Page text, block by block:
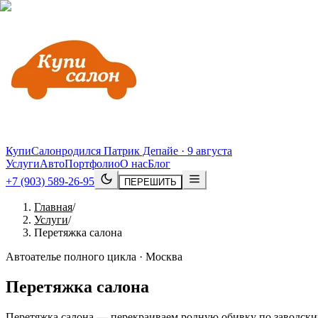
КупиСалонродился Патрик Депайе · 9 августа
УслугиАвтоПортфолиоО насБлог
+7 (903) 589-26-95
ПЕРЕШИТЬ
Главная/
Услуги/
Перетяжка салона
Автоателье полного цикла · Москва
Перетяжка салона